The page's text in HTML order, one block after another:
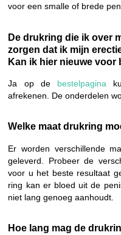
voor een smalle of brede
De drukring die ik over
zorgen dat ik mijn
Kan ik hier nieuwe voor
Ja op de bestelpagina
afrekenen. De onderdelen
Welke maat drukring
Er worden verschillende
geleverd. Probeer de
voor u het beste resultaat
ring kan er bloed uit de
niet lang genoeg aanhoudt.
Hoe lang mag de